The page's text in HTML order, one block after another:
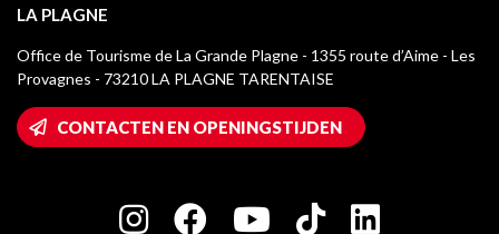
Verblijfstaks
Mediatheek
La Plagne logo's
Wifi toegang
Huis van de eigenaar
Charter van toegewijde spelers
Champagny-en-Vanoise
Montchavin - Les Coches
Plagne 1800
LA PLAGNE
Office de Tourisme de La Grande Plagne - 1355 route d’Aime - Les
Provagnes - 73210 LA PLAGNE TARENTAISE
CONTACTEN EN OPENINGSTIJDEN